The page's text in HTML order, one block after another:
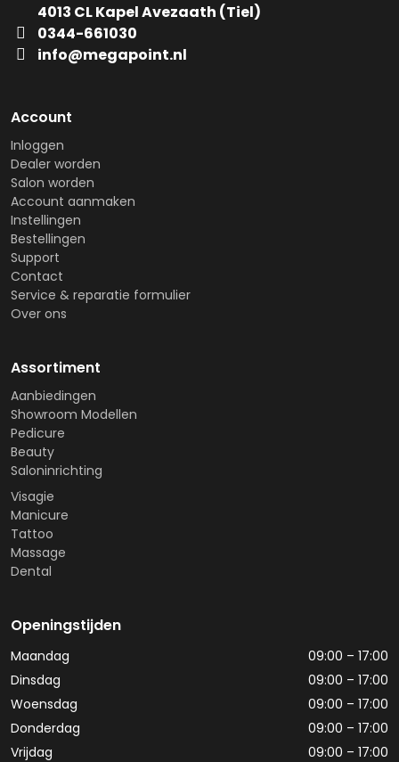
4013 CL Kapel Avezaath (Tiel)
0344-661030
info@megapoint.nl
Account
Inloggen
Dealer worden
Salon worden
Account aanmaken
Instellingen
Bestellingen
Support
Contact
Service & reparatie formulier
Over ons
Assortiment
Aanbiedingen
Showroom Modellen
Pedicure
Beauty
Saloninrichting
Visagie
Manicure
Tattoo
Massage
Dental
Openingstijden
Maandag
09:00 – 17:00
Dinsdag
09:00 – 17:00
Woensdag
09:00 – 17:00
Donderdag
09:00 – 17:00
Vrijdag
09:00 – 17:00